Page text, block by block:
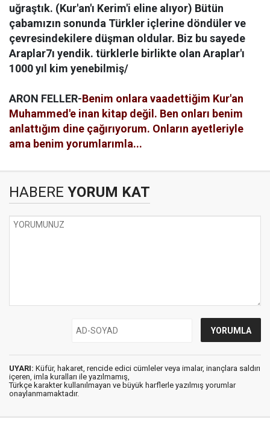
uğraştık. (Kur'an'ı Kerim'i eline alıyor) Bütün
çabamızın sonunda Türkler içlerine döndüler ve
çevresindekilere düşman oldular. Biz bu sayede
Araplar7ı yendik. türklerle birlikte olan Araplar'ı
1000 yıl kim yenebilmiş/
ARON FELLER-Benim onlara vaadettiğim Kur'an
Muhammed'e inan kitap değil. Ben onları benim
anlattığım dine çağırıyorum. Onların ayetleriyle
ama benim yorumlarımla...
HABERE YORUM KAT
UYARI: Küfür, hakaret, rencide edici cümleler veya imalar, inançlara saldırı
içeren, imla kuralları ile yazılmamış,
Türkçe karakter kullanılmayan ve büyük harflerle yazılmış yorumlar
onaylanmamaktadır.